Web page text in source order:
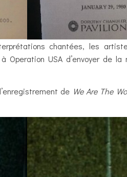
chantées, les
Operation USA d’envoyer de
de We Are The